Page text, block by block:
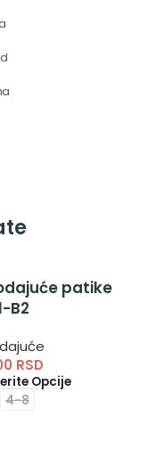
patike
B2
RSD
Opcije
4-8